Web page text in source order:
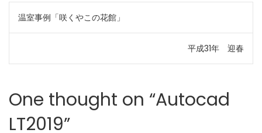
投
稿
ナ
ビ
ゲ
温室事例「咲くやこの花館」
平成31年 迎春
One thought on “Autocad
LT2019”